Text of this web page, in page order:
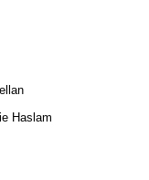
Haslam